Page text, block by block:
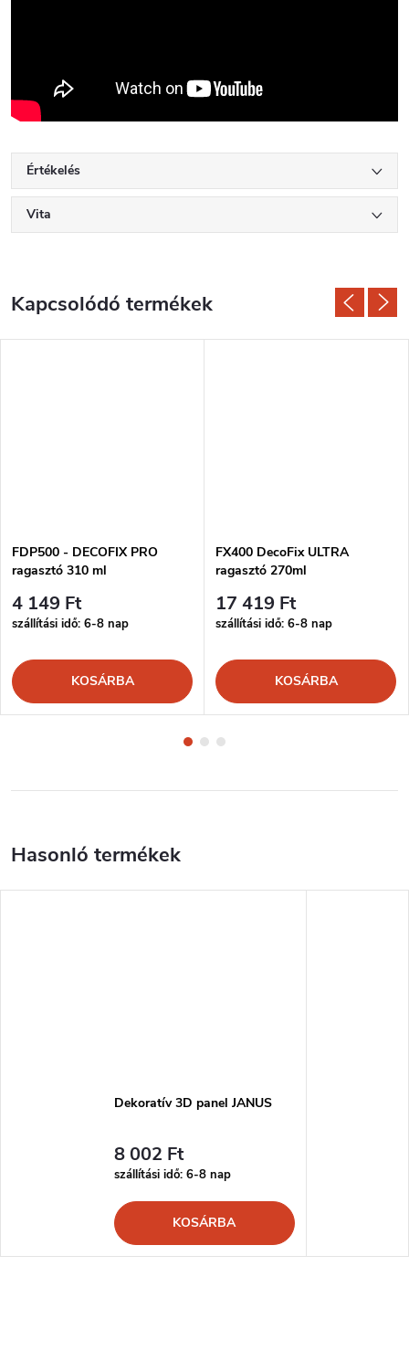
Értékelés
Vita
Kapcsolódó termékek
FDP500 - DECOFIX PRO
ragasztó 310 ml
4 149 Ft
szállítási idő: 6-8 nap
KOSÁRBA
FX400 DecoFix ULTRA
ragasztó 270ml
17 419 Ft
szállítási idő: 6-8 nap
KOSÁRBA
Dekoratív 3D panel JANUS
8 002 Ft
szállítási idő: 6-8 nap
KOSÁRBA